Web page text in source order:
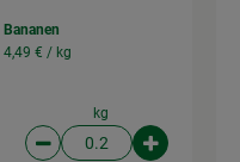
Bananen
4,49 € / kg
kg
Artikelanzahl